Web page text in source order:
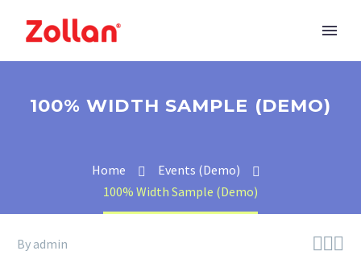
100% WIDTH SAMPLE (DEMO)
Home
Events (Demo)
100% Width Sample (Demo)

By admin